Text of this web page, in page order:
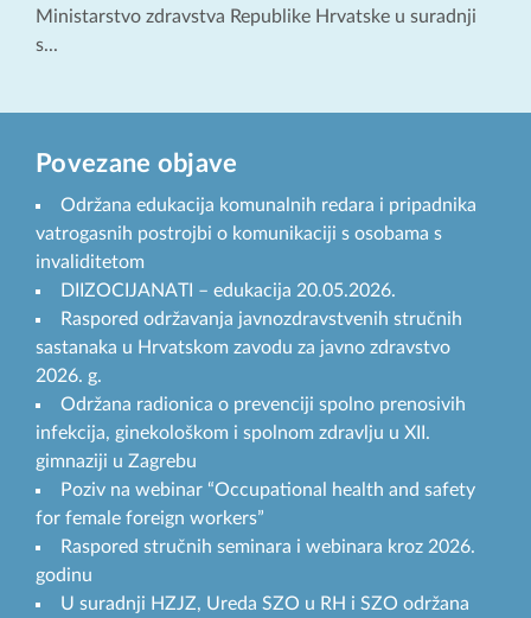
Ministarstvo zdravstva Republike Hrvatske u suradnji
s...
Povezane objave
Održana edukacija komunalnih redara i pripadnika
vatrogasnih postrojbi o komunikaciji s osobama s
invaliditetom
DIIZOCIJANATI – edukacija 20.05.2026.
Raspored održavanja javnozdravstvenih stručnih
sastanaka u Hrvatskom zavodu za javno zdravstvo
2026. g.
Održana radionica o prevenciji spolno prenosivih
infekcija, ginekološkom i spolnom zdravlju u XII.
gimnaziji u Zagrebu
Poziv na webinar “Occupational health and safety
for female foreign workers”
Raspored stručnih seminara i webinara kroz 2026.
godinu
U suradnji HZJZ, Ureda SZO u RH i SZO održana